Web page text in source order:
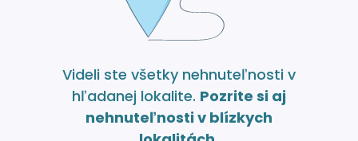
Videli ste všetky nehnuteľnosti v
hľadanej lokalite. Pozrite si aj
nehnuteľnosti v blízkych